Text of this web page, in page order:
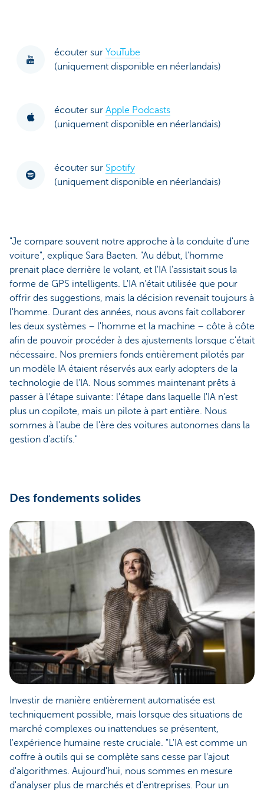
écouter sur YouTube
(uniquement disponible en néerlandais)
écouter sur Apple Podcasts
(uniquement disponible en néerlandais)
écouter sur Spotify
(uniquement disponible en néerlandais)
"Je compare souvent notre approche à la conduite d'une
voiture", explique Sara Baeten. "Au début, l'homme
prenait place derrière le volant, et l'IA l'assistait sous la
forme de GPS intelligents. L'IA n'était utilisée que pour
offrir des suggestions, mais la décision revenait toujours à
l'homme. Durant des années, nous avons fait collaborer
les deux systèmes – l'homme et la machine – côte à côte
afin de pouvoir procéder à des ajustements lorsque c'était
nécessaire. Nos premiers fonds entièrement pilotés par
un modèle IA étaient réservés aux early adopters de la
technologie de l'IA. Nous sommes maintenant prêts à
passer à l'étape suivante: l'étape dans laquelle l'IA n'est
plus un copilote, mais un pilote à part entière. Nous
sommes à l'aube de l'ère des voitures autonomes dans la
gestion d'actifs."
Des fondements solides
Investir de manière entièrement automatisée est
techniquement possible, mais lorsque des situations de
marché complexes ou inattendues se présentent,
l'expérience humaine reste cruciale. "L'IA est comme un
coffre à outils qui se complète sans cesse par l'ajout
d'algorithmes. Aujourd'hui, nous sommes en mesure
d'analyser plus de marchés et d'entreprises. Pour un